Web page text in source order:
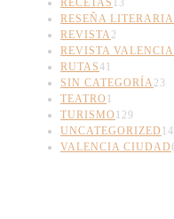
RECETAS 13
RESEÑA LITERARIA
REVISTA2
REVISTA VALENCIA
RUTAS41
SIN CATEGORÍA23
TEATRO 1
TURISMO 129
UNCATEGORIZED
VALENCIA CIUDAD